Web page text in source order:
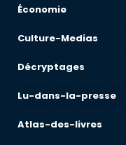
Économie
Culture-Medias
Décryptages
Lu-dans-la-presse
Atlas-des-livres